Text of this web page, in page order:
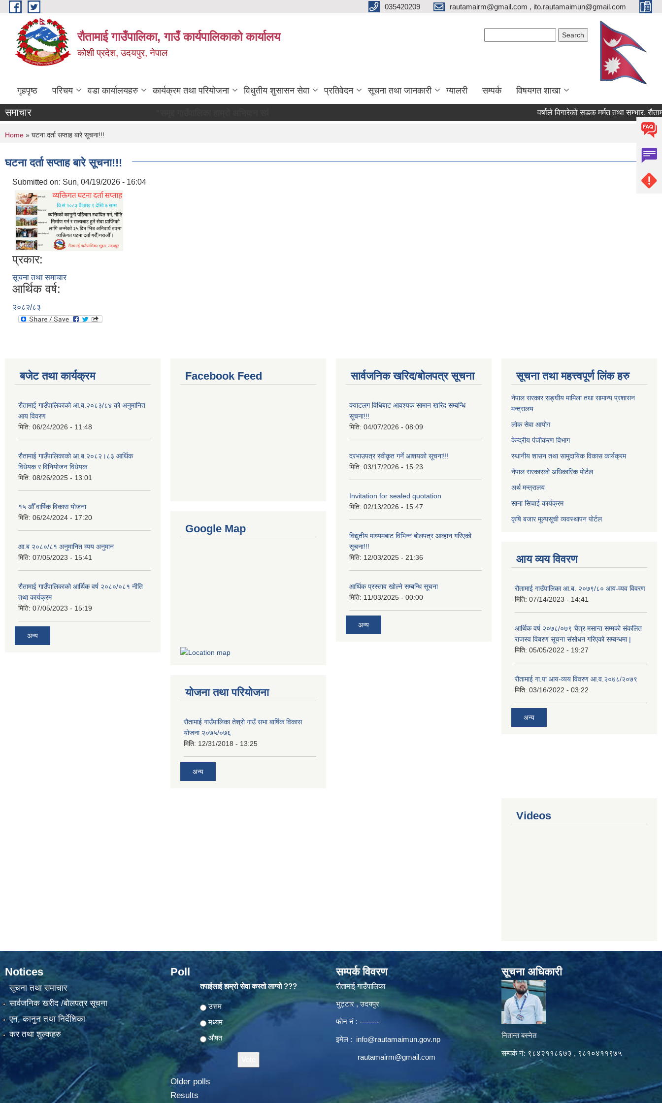
Skip to main content 035420209 rautamairm@gmail.com , ito.rautamaimun@gmail.com
रौतामाई गाउँपालिका, गाउँ कार्यपालिकाको कार्यालय
कोशी प्रदेश, उदयपुर, नेपाल
गृहपृष्ठ परिचय वडा कार्यालयहरु कार्यक्रम तथा परियोजना विधुतीय शुसासन सेवा प्रतिवेदन सूचना तथा जानकारी ग्यालरी सम्पर्क विषयगत शाखा
समाचार वर्षाले विगारेको सडक मर्मत तथा सम्भार,
You are here
Home » घटना दर्ता सप्ताह बारे सूचना!!!
घटना दर्ता सप्ताह बारे सूचना!!!
Submitted on: Sun, 04/19/2026 - 16:04
प्रकार:
सूचना तथा समाचार
आर्थिक वर्ष:
२०८२/८३
बजेट तथा कार्यक्रम
रौतामाई गाउँपालिकाको आ.ब.२०८३/८४ को अनुमानित
आय विवरण
मिति: 06/24/2026 - 11:48
रौतामाई गाउँपालिकाको आ.ब.२०८२।८३ आर्थिक
विधेयक र विनियोजन विधेयक
मिति: 08/26/2025 - 13:01
१५ औँ वार्षिक विकास योजना
मिति: 06/24/2024 - 17:20
आ.ब २०८०/८१ अनुमानित व्यय अनुमान
मिति: 07/05/2023 - 15:41
रौतामाई गाउँपालिकाको आर्थिक वर्ष २०८०/०८१ नीति
तथा कार्यक्रम
मिति: 07/05/2023 - 15:19
अन्य
Facebook Feed
Google Map
योजना तथा परियोजना
रौतामाई गाउँपालिका तेश्रो गाउँ सभा बार्षिक विकास
योजना २०७५/०७६
मिति: 12/31/2018 - 13:25
अन्य
सार्वजनिक खरिद/बोलपत्र सूचना
क्याटलग विधिबाट आवश्यक सामान खरिद सम्बन्धि
सूचना!!!
मिति: 04/07/2026 - 08:09
दरभाउपत्र स्वीकृत गर्ने आशयको सूचना!!!
मिति: 03/17/2026 - 15:23
Invitation for sealed quotation
मिति: 02/13/2026 - 15:47
विद्युतीय माध्यमबाट विभिन्न बोलपत्र आव्हान गरिएको
सूचना!!!
मिति: 12/03/2025 - 21:36
आर्थिक प्रस्ताव खोल्ने सम्बन्धि सूचना
मिति: 11/03/2025 - 00:00
अन्य
सूचना तथा महत्त्वपूर्ण लिंक हरु
नेपाल सरकार सङ्घीय मामिला तथा सामान्य प्रशासन
मन्त्रालय
लोक सेवा आयोग
केन्द्रीय पंजीकरण विभाग
स्थानीय शासन तथा सामुदायिक विकास कार्यक्रम
नेपाल सरकारको अधिकारिक पोर्टल
अर्थ मन्त्रालय
साना सिचाई कार्यक्रम
कृषि बजार मूल्यसूची व्यवस्थापन पोर्टल
आय व्यय विवरण
रौतामाई गाउँपालिका आ.ब. २०७९/८० आय-व्यव विवरण
मिति: 07/14/2023 - 14:41
आर्थिक वर्ष २०७८/०७९ चैत्र मसान्त सम्मको संकलित
राजस्व विबरण सूचना संसोधन गरिएको सम्बन्धमा |
मिति: 05/05/2022 - 19:27
रौतामाई गा.पा आय-व्यय विवरण आ.व.२०७८/२०७९
मिति: 03/16/2022 - 03:22
अन्य
Videos
Notices
सूचना तथा समाचार
सार्वजनिक खरीद /बोलपत्र सूचना
एन, कानुन तथा निर्देशिका
कर तथा शुल्कहरु
Poll
तपाईलाई हाम्रो सेवा कस्तो लाग्यो ???
Choices
उत्तम
मध्यम
औषत
Older polls
Results
सम्पर्क विवरण
रौतामाई गाउँपालिका
भुट्टार , उदयपुर
फोन नं : --------
इमेल : info@rautamaimun.gov.np
rautamairm@gmail.com
सूचना अधिकारी
नितान्त बस्नेत
सम्पर्क नं: ९८४२११८६७३ , ९८१०४११९७५